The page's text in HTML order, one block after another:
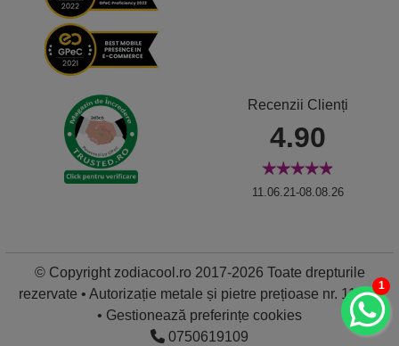
Recenzii Clienți
4.90
11.06.21-08.08.26
© Copyright zodiacool.ro 2017-2026 Toate drepturile
rezervate • Autorizație metale și pietre prețioase nr. 11837
• Gestionează preferințe cookies
0750619109
1